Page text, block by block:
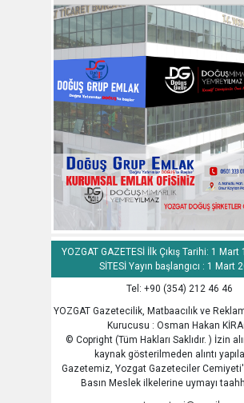
YOZGAT GAZETESİ İlk Çıkış Tarihi: 1
SİTESİ Yayın başlangıcı : 1 Mart
Tel: +90 (354) 212 46 46
YOZGAT Gazetecilik, Matbaacılık ve
Kurucusu : Osman Hakan
© Copright (Tüm Hakları Saklıdır. ) İzin
kaynak gösterilmeden alıntı
Gazetemiz, Yozgat Gazeteciler
Basın Meslek ilkelerine uymayı